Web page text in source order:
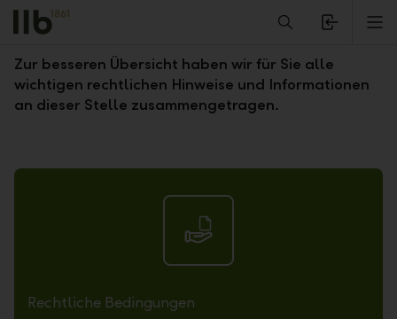
Alerts.Headline
Rechtliche Hinweise
Zur besseren Übersicht haben wir für Sie alle
wichtigen rechtlichen Hinweise und Informationen
an dieser Stelle zusammengetragen.
Rechtliche Bedingungen